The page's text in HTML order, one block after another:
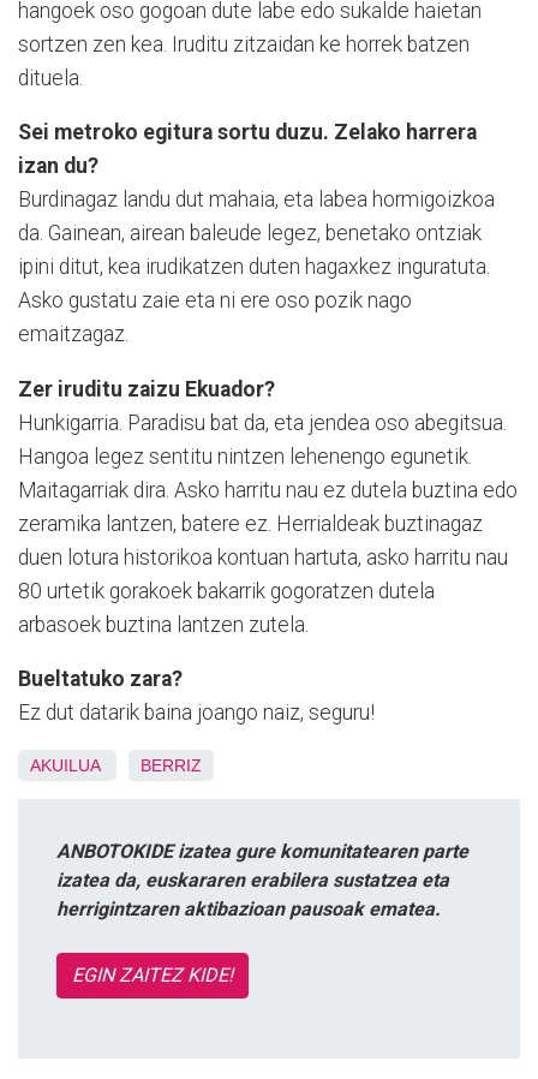
hangoek oso gogoan dute labe edo sukalde haietan
sortzen zen kea. Iruditu zitzaidan ke horrek batzen
dituela.
Sei metroko egitura sortu duzu. Zelako harrera
izan du?
Burdinagaz landu dut mahaia, eta labea hormigoizkoa
da. Gainean, airean baleude legez, benetako ontziak
ipini ditut, kea irudikatzen duten hagaxkez inguratuta.
Asko gustatu zaie eta ni ere oso pozik nago
emaitzagaz.
Zer iruditu zaizu Ekuador?
Hunkigarria. Paradisu bat da, eta jendea oso abegitsua.
Hangoa legez sentitu nintzen lehenengo egunetik.
Maitagarriak dira. Asko harritu nau ez dutela buztina edo
zeramika lantzen, batere ez. Herrialdeak buztinagaz
duen lotura historikoa kontuan hartuta, asko harritu nau
80 urtetik gorakoek bakarrik gogoratzen dutela
arbasoek buztina lantzen zutela.
Bueltatuko zara?
Ez dut datarik baina joango naiz, seguru!
AKUILUA BERRIZ
ANBOTOKIDE izatea gure komunitatearen parte
izatea da, euskararen erabilera sustatzea eta
herrigintzaren aktibazioan pausoak ematea.
EGIN ZAITEZ KIDE!